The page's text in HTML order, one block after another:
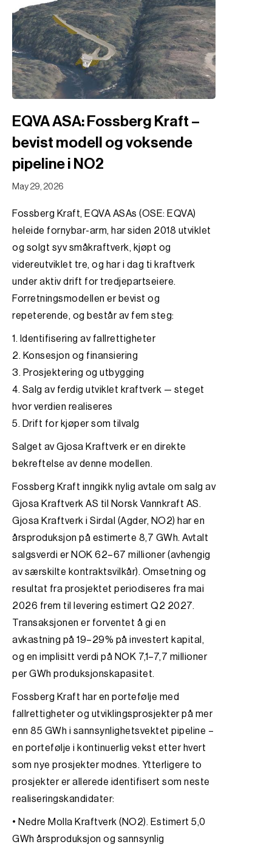
EQVA ASA: Fossberg Kraft –
bevist modell og voksende
pipeline i NO2
May 29, 2026
Fossberg Kraft, EQVA ASAs (OSE: EQVA)
heleide fornybar-arm, har siden 2018 utviklet
og solgt syv småkraftverk, kjøpt og
videreutviklet tre, og har i dag ti kraftverk
under aktiv drift for tredjepartseiere.
Forretningsmodellen er bevist og
repeterende, og består av fem steg:
1. Identifisering av fallrettigheter
2. Konsesjon og finansiering
3. Prosjektering og utbygging
4. Salg av ferdig utviklet kraftverk — steget
hvor verdien realiseres
5. Drift for kjøper som tilvalg
Salget av Gjosa Kraftverk er en direkte
bekreftelse av denne modellen.
Fossberg Kraft inngikk nylig avtale om salg av
Gjosa Kraftverk AS til Norsk Vannkraft AS.
Gjosa Kraftverk i Sirdal (Agder, NO2) har en
årsproduksjon på estimerte 8,7 GWh. Avtalt
salgsverdi er NOK 62–67 millioner (avhengig
av særskilte kontraktsvilkår). Omsetning og
resultat fra prosjektet periodiseres fra mai
2026 frem til levering estimert Q2 2027.
Transaksjonen er forventet å gi en
avkastning på 19–29% på investert kapital,
og en implisitt verdi på NOK 7,1–7,7 millioner
per GWh produksjonskapasitet.
Fossberg Kraft har en portefølje med
fallrettigheter og utviklingsprosjekter på mer
enn 85 GWh i sannsynlighetsvektet pipeline –
en portefølje i kontinuerlig vekst etter hvert
som nye prosjekter modnes. Ytterligere to
prosjekter er allerede identifisert som neste
realiseringskandidater:
• Nedre Molla Kraftverk (NO2). Estimert 5,0
GWh årsproduksjon og sannsynlig